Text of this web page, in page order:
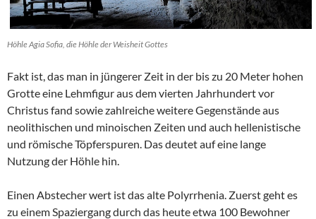
Höhle Agia Sofia, die Höhle der Weisheit Gottes
Fakt ist, das man in jüngerer Zeit in der bis zu 20 Meter hohen
Grotte eine Lehmfigur aus dem vierten Jahrhundert vor
Christus fand sowie zahlreiche weitere Gegenstände aus
neolithischen und minoischen Zeiten und auch hellenistische
und römische Töpferspuren. Das deutet auf eine lange
Nutzung der Höhle hin.
Einen Abstecher wert ist das alte Polyrrhenia. Zuerst geht es
zu einem Spaziergang durch das heute etwa 100 Bewohner